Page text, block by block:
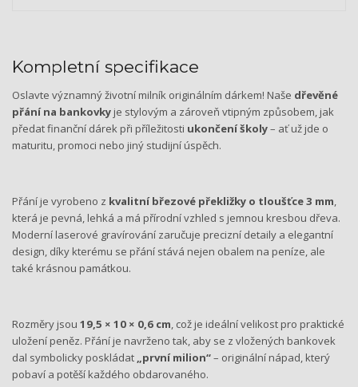
Kompletní specifikace
Oslavte významný životní milník originálním dárkem! Naše dřevěné
přání na bankovky je stylovým a zároveň vtipným způsobem, jak
předat finanční dárek při příležitosti ukončení školy– ať už jde o
maturitu, promoci nebo jiný studijní úspěch.
Přání je vyrobeno z kvalitní březové překližky o tloušťce 3 mm,
která je pevná, lehká a má přírodní vzhled s jemnou kresbou dřeva.
Moderní laserové gravírování zaručuje precizní detaily a elegantní
design, díky kterému se přání stává nejen obalem na peníze, ale
také krásnou památkou.
Rozměry jsou 19,5 × 10 × 0,6 cm, což je ideální velikost pro praktické
uložení peněz. Přání je navrženo tak, aby se z vložených bankovek
dal symbolicky poskládat „první milion“– originální nápad, který
pobaví a potěší každého obdarovaného.